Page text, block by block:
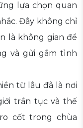
lựa chọn quan
Đây không chỉ
là không gian để
và gửi gắm tình
từ lâu đã là nơi
trần tục và thế
cốt trong chùa